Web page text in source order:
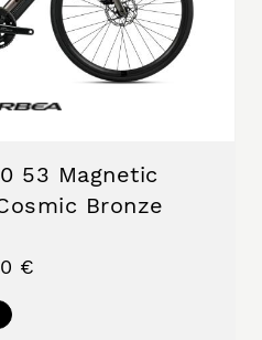
53 Magnetic
Bronze
€